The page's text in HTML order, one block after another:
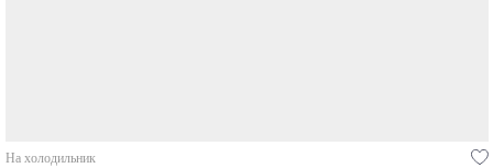
На холодильник